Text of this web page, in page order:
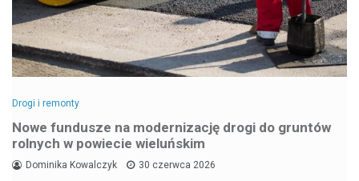
Drogi i remonty
Nowe fundusze na modernizację drogi do gruntów
rolnych w powiecie wieluńskim
Dominika Kowalczyk 30 czerwca 2026